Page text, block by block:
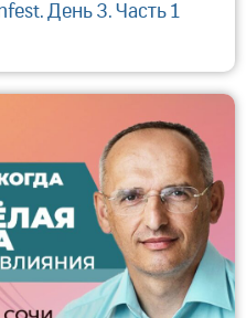
День 3. Часть 1